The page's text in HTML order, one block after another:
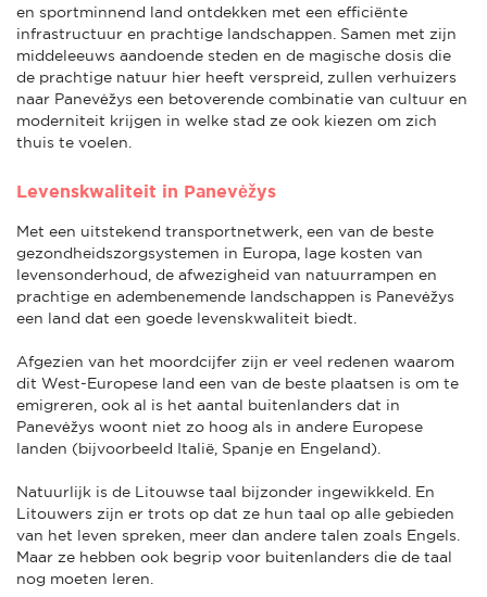
en sportminnend land ontdekken met een efficiënte
infrastructuur en prachtige landschappen. Samen met zijn
middeleeuws aandoende steden en de magische dosis die
de prachtige natuur hier heeft verspreid, zullen verhuizers
naar Panevėžys een betoverende combinatie van cultuur en
moderniteit krijgen in welke stad ze ook kiezen om zich
thuis te voelen.
Levenskwaliteit in Panevėžys
Met een uitstekend transportnetwerk, een van de beste
gezondheidszorgsystemen in Europa, lage kosten van
levensonderhoud, de afwezigheid van natuurrampen en
prachtige en adembenemende landschappen is Panevėžys
een land dat een goede levenskwaliteit biedt.
Afgezien van het moordcijfer zijn er veel redenen waarom
dit West-Europese land een van de beste plaatsen is om te
emigreren, ook al is het aantal buitenlanders dat in
Panevėžys woont niet zo hoog als in andere Europese
landen (bijvoorbeeld Italië, Spanje en Engeland).
Natuurlijk is de Litouwse taal bijzonder ingewikkeld. En
Litouwers zijn er trots op dat ze hun taal op alle gebieden
van het leven spreken, meer dan andere talen zoals Engels.
Maar ze hebben ook begrip voor buitenlanders die de taal
nog moeten leren.